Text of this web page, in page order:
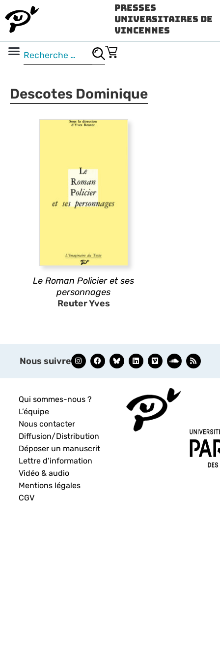
Presses
Universitaires de
Vincennes
Descotes Dominique
Le Roman Policier et ses
personnages
Reuter Yves
Nous suivre
Qui sommes-nous ?
L’équipe
Nous contacter
Diffusion/Distribution
Déposer un manuscrit
Lettre d’information
Vidéo & audio
Mentions légales
CGV